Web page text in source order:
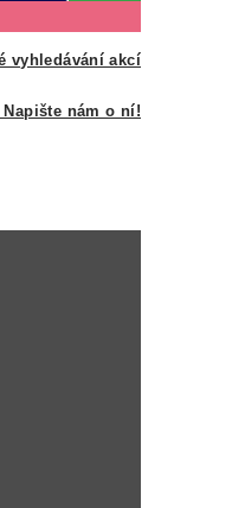
vyhledávání akcí
nám o ní!